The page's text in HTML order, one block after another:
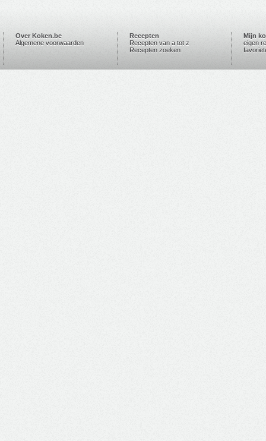
Over Koken.be
Algemene voorwaarden
Recepten
Recepten van a tot z
Recepten zoeken
Mijn
eigen